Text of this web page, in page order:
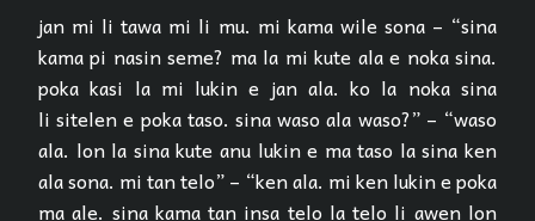
jan mi li tawa mi li mu. mi kama wile sona – “sina
kama pi nasin seme? ma la mi kute ala e noka sina.
poka kasi la mi lukin e jan ala. ko la noka sina
li sitelen e poka taso. sina waso ala waso?” – “waso
ala. lon la sina kute anu lukin e ma taso la sina ken
ala sona. mi tan telo” – “ken ala. mi ken lukin e poka
ma ale. sina kama tan insa telo la telo li awen lon